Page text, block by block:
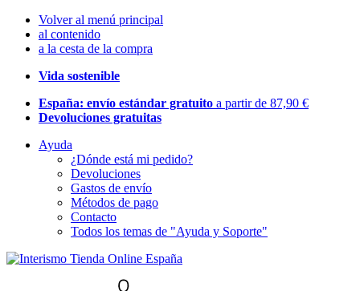
Volver al menú principal
al contenido
a la cesta de la compra
Vida sostenible
España: envío estándar gratuito a partir de 87,90 €
Devoluciones gratuitas
Ayuda
¿Dónde está mi pedido?
Devoluciones
Gastos de envío
Métodos de pago
Contacto
Todos los temas de "Ayuda y Soporte"